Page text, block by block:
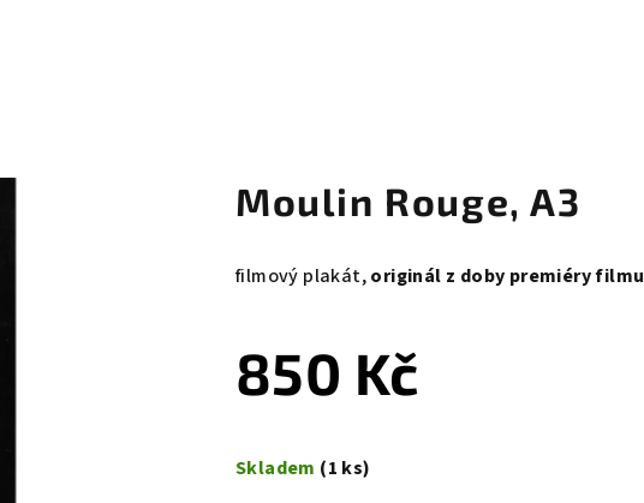
Moulin Rouge, A3
filmový plakát,originál z doby premiéry filmu
850 Kč
cena:
Skladem (1 ks)